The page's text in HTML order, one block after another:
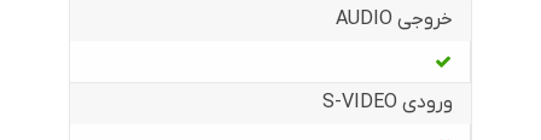
خروجی AUDIO
ورودی S-VIDEO